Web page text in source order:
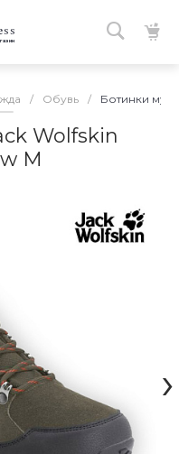
/ Обувь / Ботинки
Wolfskin
M
›